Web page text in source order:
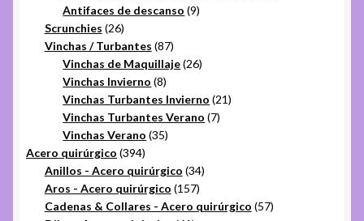
Antifaces de descanso 99
Scrunchies 2626
productos
Vinchas / Turbantes 8787
productos
Vinchas de Maquillaje 2626
Vinchas Invierno 88
productos
Vinchas Turbantes Invierno 2121
Vinchas Turbantes Verano 77
Vinchas Verano 3535
Acero quirúrgico 394394
productos
Anillos - Acero quirúrgico 3434
Aros - Acero quirúrgico 157157
productos
Cadenas & Collares - Acero quirúrgico 5757